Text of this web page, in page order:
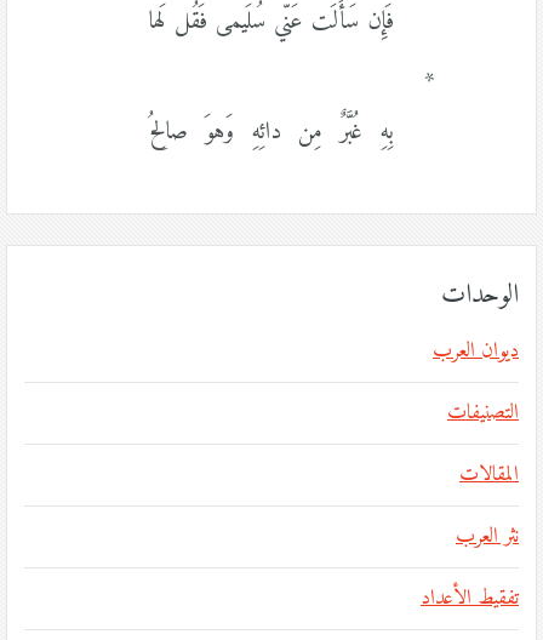
فَإِن سَأَلَت عَنّي سُلَيمى فَقُل لَها
*
بِهِ غُبَّرٌ مِن دائِهِ وَهوَ صالِحُ
الوحدات
ديوان العرب
التصنيفات
المقالات
نثر العرب
تفقيط الأعداد